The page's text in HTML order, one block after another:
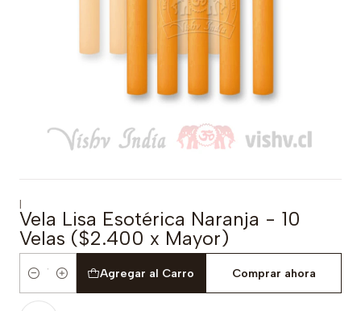
|
Vela Lisa Esotérica Naranja - 10
Velas ($2.400 x Mayor)
Cantidad
Agregar al Carro Comprar ahora